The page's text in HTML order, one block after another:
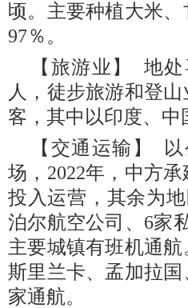
顷。主要种植大米
97％。
【旅游业】 地
人，徒步旅游和登
客，其中以印度、
【交通运输】
场，2022年，中方
投入运营，其余为
泊尔航空公司、6家
主要城镇有班机通
斯里兰卡、孟加拉
家通航。